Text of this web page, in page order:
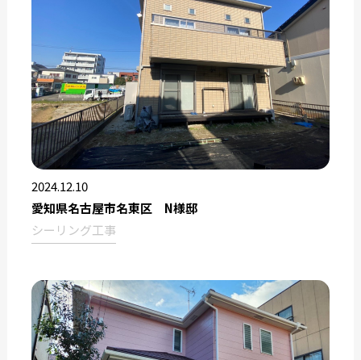
2024.12.10
愛知県名古屋市名東区 N様邸
シーリング工事